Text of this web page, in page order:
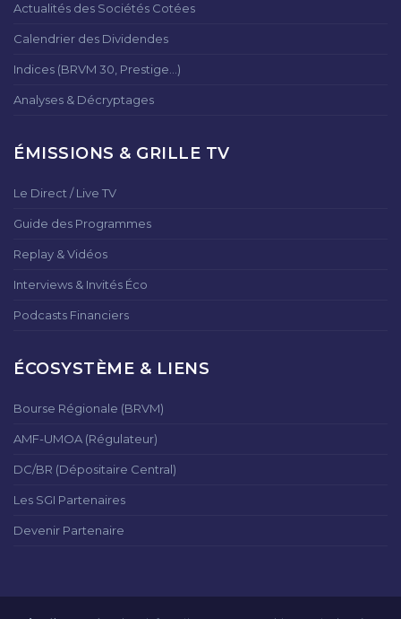
Actualités des Sociétés Cotées
Calendrier des Dividendes
Indices (BRVM 30, Prestige...)
Analyses & Décryptages
ÉMISSIONS & GRILLE TV
Le Direct / Live TV
Guide des Programmes
Replay & Vidéos
Interviews & Invités Éco
Podcasts Financiers
ÉCOSYSTÈME & LIENS
Bourse Régionale (BRVM)
AMF-UMOA (Régulateur)
DC/BR (Dépositaire Central)
Les SGI Partenaires
Devenir Partenaire